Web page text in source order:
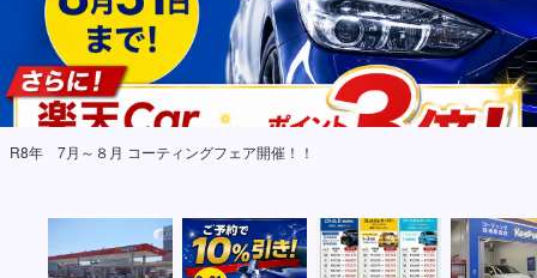
R8年 7月～８月 コーティングフェア開催！！